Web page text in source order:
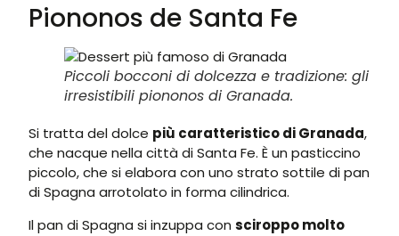
Piononos de Santa Fe
Piccoli bocconi di dolcezza e tradizione: gli
irresistibili piononos di Granada.
Si tratta del dolce più caratteristico di Granada,
che nacque nella città di Santa Fe. È un pasticcino
piccolo, che si elabora con uno strato sottile di pan
di Spagna arrotolato in forma cilindrica.
Il pan di Spagna si inzuppa con sciroppo molto